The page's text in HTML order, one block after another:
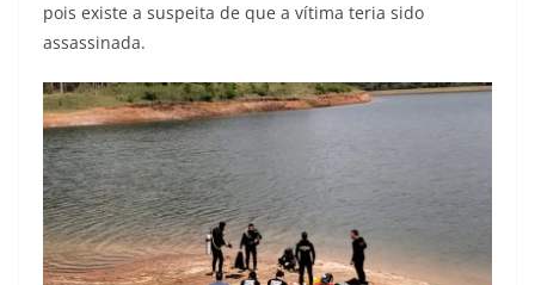
pois existe a suspeita de que a vítima teria sido
assassinada.